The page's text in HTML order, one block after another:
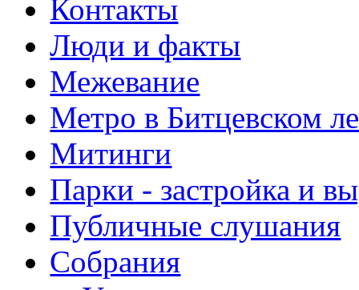
Контакты
Люди и факты
Межевание
Метро в Битцевском
Митинги
Парки - застройка и
Публичные слушания
Собрания